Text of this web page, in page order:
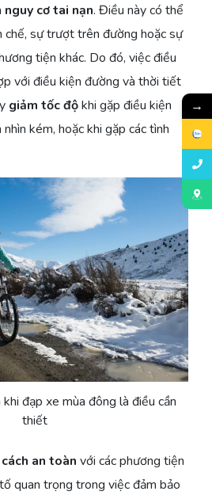
nguy cơ tai nạn. Điều này có thể
chế, sự trượt trên đường hoặc sự
tiện khác. Do đó, việc điều
với điều kiện đường và thời tiết
giảm tốc độkhi gặp điều kiện
kém, hoặc khi gặp các tình
đạp xe mùa đông là điều cần
thiết
an toàn với các phương tiện
quan trọng trong việc đảm bảo
→